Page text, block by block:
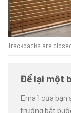
Trackbacks are
Để lại một
Email của
trường bắt